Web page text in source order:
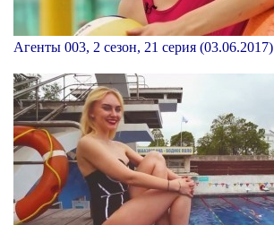
Агенты 003, 2 сезон, 21 серия (03.06.2017)